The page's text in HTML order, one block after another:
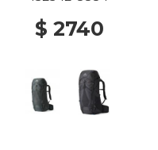
$ 2740